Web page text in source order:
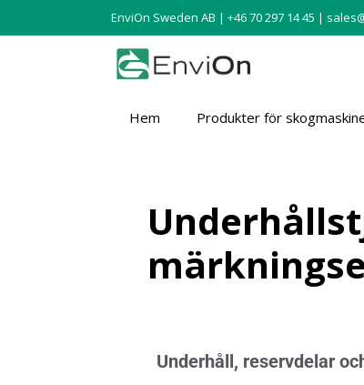
EnviOn Sweden AB | +46 70 297 14 45 |
Hem Produkter för
Underhåll, reservdelar